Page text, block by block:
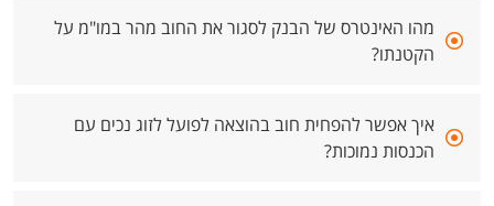
מהו האינטרס של הבנק לסגור את החוב מהר במו"מ על
הקטנתו?
איך אפשר להפחית חוב בהוצאה לפועל לזוג נכים עם
הכנסות נמוכות?